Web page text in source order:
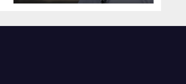
REHABILITACIÓN